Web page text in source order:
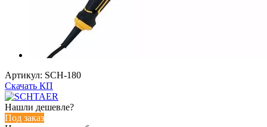
Артикул: SCH-180
Скачать КП
Нашли дешевле?
Под заказ